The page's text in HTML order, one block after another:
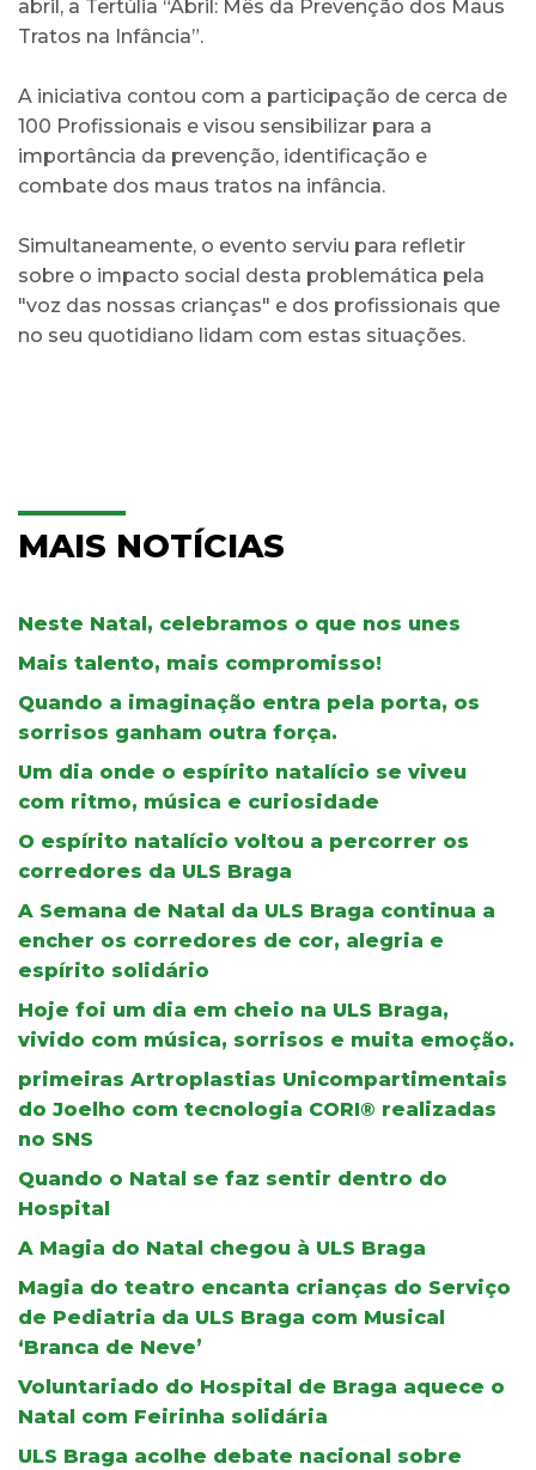
abril, a Tertúlia “Abril: Mês da Prevenção dos Maus
Tratos na Infância”.
A iniciativa contou com a participação de cerca de
100 Profissionais e visou sensibilizar para a
importância da prevenção, identificação e
combate dos maus tratos na infância.
Simultaneamente, o evento serviu para refletir
sobre o impacto social desta problemática pela
"voz das nossas crianças" e dos profissionais que
no seu quotidiano lidam com estas situações.
MAIS NOTÍCIAS
Neste Natal, celebramos o que nos unes
Mais talento, mais compromisso!
Quando a imaginação entra pela porta, os
sorrisos ganham outra força.
Um dia onde o espírito natalício se viveu
com ritmo, música e curiosidade
O espírito natalício voltou a percorrer os
corredores da ULS Braga
A Semana de Natal da ULS Braga continua a
encher os corredores de cor, alegria e
espírito solidário
Hoje foi um dia em cheio na ULS Braga,
vivido com música, sorrisos e muita emoção.
primeiras Artroplastias Unicompartimentais
do Joelho com tecnologia CORI® realizadas
no SNS
Quando o Natal se faz sentir dentro do
Hospital
A Magia do Natal chegou à ULS Braga
Magia do teatro encanta crianças do Serviço
de Pediatria da ULS Braga com Musical
‘Branca de Neve’
Voluntariado do Hospital de Braga aquece o
Natal com Feirinha solidária
ULS Braga acolhe debate nacional sobre